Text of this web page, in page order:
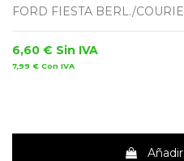
FORD FIESTA BERL./
6,60 € Sin IVA
7,99 € Con IVA